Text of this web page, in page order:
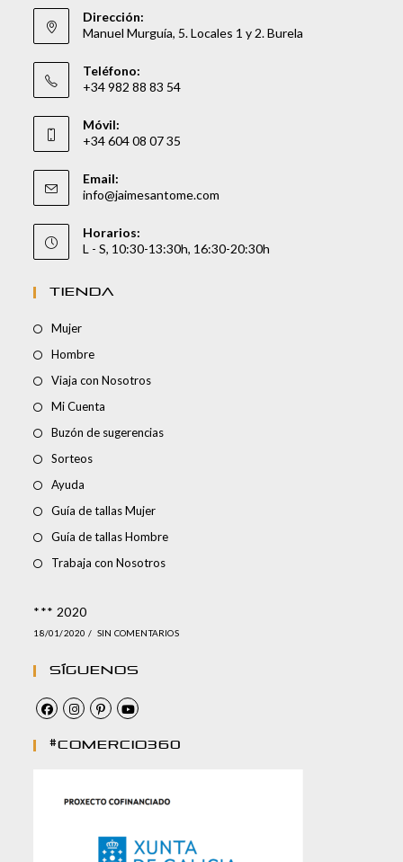
Dirección:
Manuel Murguía, 5. Locales 1 y 2. Burela
Teléfono:
+34 982 88 83 54
Móvil:
+34 604 08 07 35
Email:
info@jaimesantome.com
Horarios:
L - S, 10:30-13:30h, 16:30-20:30h
TIENDA
Mujer
Hombre
Viaja con Nosotros
Mi Cuenta
Buzón de sugerencias
Sorteos
Ayuda
Guía de tallas Mujer
Guía de tallas Hombre
Trabaja con Nosotros
*** 2020
18/01/2020 / SIN COMENTARIOS
Síguenos
#comercio360